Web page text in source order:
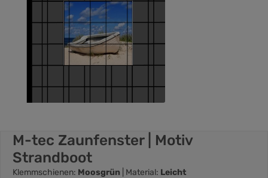
M-tec Zaunfenster | Motiv
Strandboot
Klemmschienen: Moosgrün | Material: Leicht